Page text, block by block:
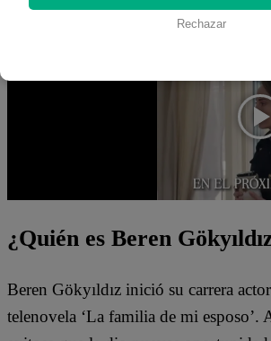
Mira AQUÍ el Capítulo
¿Quién es Beren
Beren Gökyıldız inició su carrera
telenovela ‘La familia de mi esposo’.
Rechazar